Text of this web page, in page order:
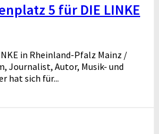
5 für DIE LINKE
in Rheinland-Pfalz Mainz /
Journalist, Autor, Musik- und
hat sich für...